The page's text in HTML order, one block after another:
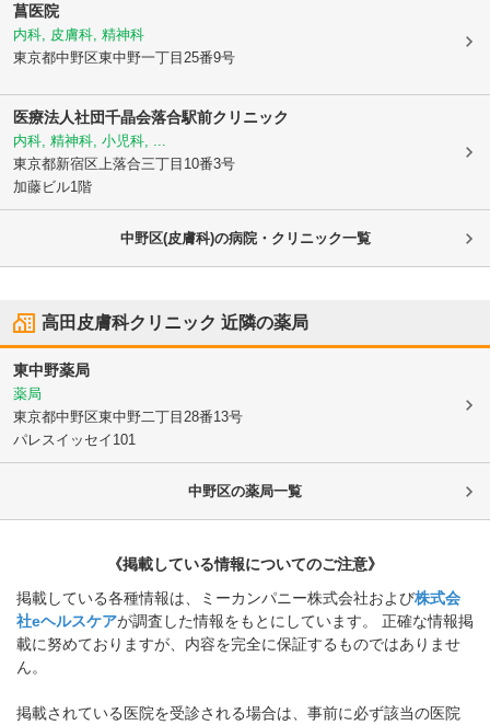
菖医院
内科, 皮膚科, 精神科
東京都中野区東中野一丁目25番9号
医療法人社団千晶会落合駅前クリニック
内科, 精神科, 小児科, ...
東京都新宿区 上落合三丁目10番3号
加藤ビル1階
中野区(皮膚科)の病院・クリニック一覧
高田皮膚科クリニック 近隣の薬局
東中野薬局
薬局
東京都中野区東中野二丁目28番13号
パレスイッセイ101
中野区の薬局一覧
《掲載している情報についてのご注意》
掲載している各種情報は、ミーカンパニー株式会社および株式会
社eヘルスケアが調査した情報をもとにしています。 正確な情報掲
載に努めておりますが、内容を完全に保証するものではありませ
ん。
掲載されている医院を受診される場合は、事前に必ず該当の医院